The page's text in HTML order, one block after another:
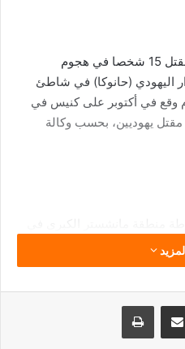
وجاءت هذه الخطوة بعد أيام من مقتل 15 شخصا في هجوم
اليهودي (حانوكا) في شاطئ
وقع في أكتوبر على كنيس في
يهوديين، بحسب وكالة
قلقة بشأن لافتات وهتافات
في احتجاجات مقبلة أو
مشاركة عبر البريد طباعة